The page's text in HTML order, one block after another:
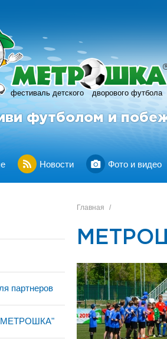
фестиваль детского дворового футбола
R
футболом и
Новости Фото и видео
партнеров
Главная /